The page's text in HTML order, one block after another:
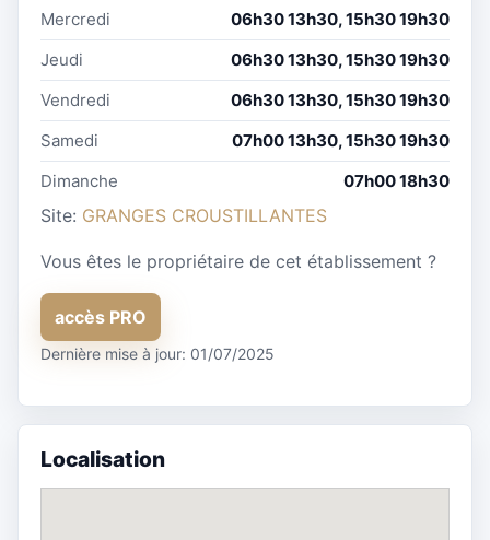
Mercredi
06h30 13h30, 15h30 19h30
Jeudi
06h30 13h30, 15h30 19h30
Vendredi
06h30 13h30, 15h30 19h30
Samedi
07h00 13h30, 15h30 19h30
Dimanche
07h00 18h30
Site: GRANGES CROUSTILLANTES
Vous êtes le propriétaire de cet établissement ?
accès PRO
Dernière mise à jour: 01/07/2025
Localisation